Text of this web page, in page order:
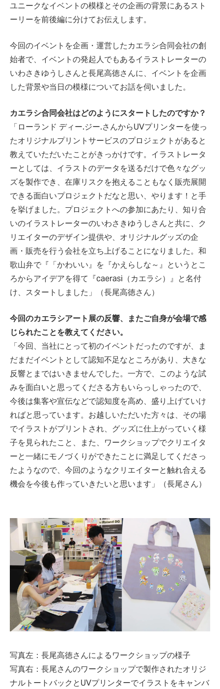
ユニークなイベントの模様とその企画の背景にあるスト
ーリーを前後編に分けてお伝えします。
今回のイベントを企画・運営したカエラシ合同会社の創
始者で、イベントの発起人でもあるイラストレーターの
いわさきゆうしさんと長尾高徳さんに、イベントを企画
した背景や当日の模様についてお話を伺いました。
カエラシ合同会社はどのようにスタートしたのですか？
「ローランド ディー.ジー.さんからUVプリンターを使っ
たオリジナルプリントサービスのプロジェクトがあると
教えていただいたことがきっかけです。イラストレータ
ーとしては、イラストのデータを送るだけで色々なグッ
ズを製作でき、在庫リスクを抱えることもなく販売展開
できる面白いプロジェクトだなと思い、やります！と手
を挙げました。プロジェクトへの参加にあたり、知り合
いのイラストレーターのいわさきゆうしさんと共に、ク
リエイターのデザイン提供や、オリジナルグッズの企
画・販売を行う会社を立ち上げることになりました。和
歌山弁で『「かわいい』を『かえらしな～』というとこ
ろからアイデアを得て『caerasi（カエラシ）』と名付
け、スタートしました」（長尾高徳さん）
今回のカエラシアート展の反響、またご自身が会場で感
じられたことを教えてください。
「今回、当社にとって初のイベントだったのですが、ま
だまだイベントとして認知不足なところがあり、大きな
反響とまではいきませんでした。一方で、このような試
みを面白いと思ってくださる方もいらっしゃったので、
今後は集客や宣伝などで認知度を高め、盛り上げていけ
ればと思っています。お越しいただいた方々は、その場
でイラストがプリントされ、グッズに仕上がっていく様
子を見られたこと、また、ワークショップでクリエイタ
ーと一緒にモノづくりができたことに満足してくださっ
たようなので、今回のようなクリエイターと触れ合える
機会を今後も作っていきたいと思います」（長尾さん）
写真左：長尾高徳さんによるワークショップの様子
写真右：長尾さんのワークショップで製作されたオリジ
ナルトートバックとUVプリンターでイラストをキャンバ